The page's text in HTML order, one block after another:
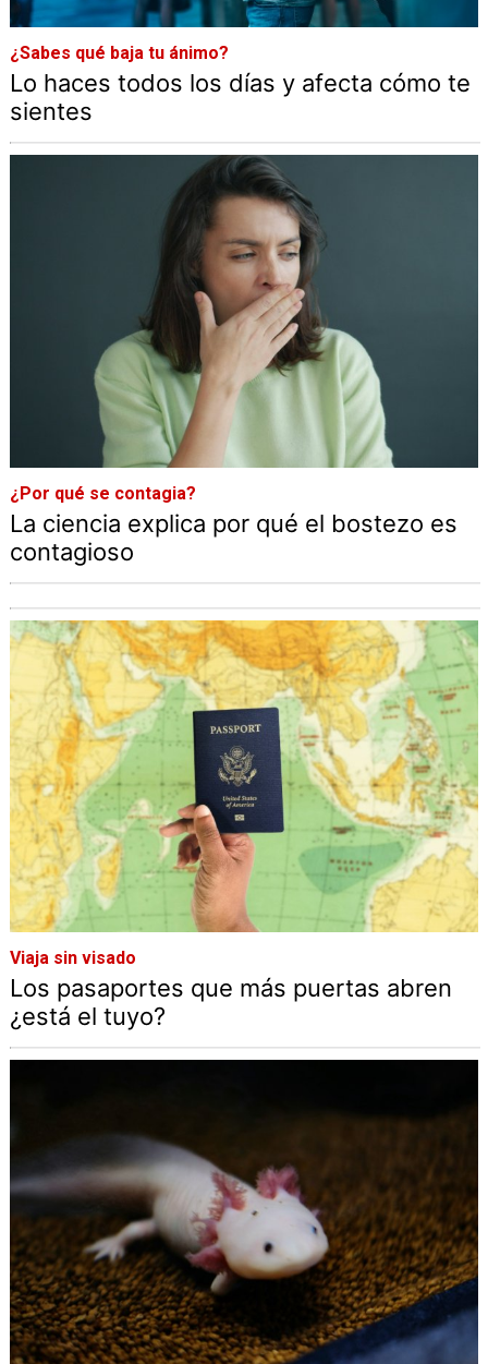
¿Sabes qué baja tu ánimo?
Lo haces todos los días y afecta cómo te
sientes
¿Por qué se contagia?
La ciencia explica por qué el bostezo es
contagioso
Viaja sin visado
Los pasaportes que más puertas abren
¿está el tuyo?